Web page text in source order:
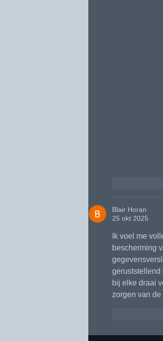
Blair Horan
25 okt 2025
Ik voel me
bescherming
geruststellend
bij elke draai
zorgen van